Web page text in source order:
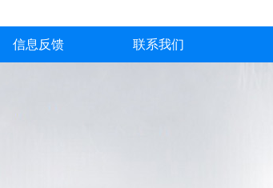
信息反馈 联系我们